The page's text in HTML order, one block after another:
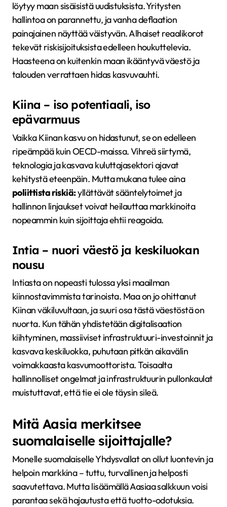
löytyy maan sisäisistä uudistuksista. Yritysten
hallintoa on parannettu, ja vanha deflaation
painajainen näyttää väistyvän. Alhaiset reaalikorot
tekevät riskisijoituksista edelleen houkuttelevia.
Haasteena on kuitenkin maan ikääntyvä väestö ja
talouden verrattaen hidas kasvuvauhti.
Kiina – iso potentiaali, iso
epävarmuus
Vaikka Kiinan kasvu on hidastunut, se on edelleen
ripeämpää kuin OECD-maissa. Vihreä siirtymä,
teknologia ja kasvava kuluttajasektori ajavat
kehitystä eteenpäin. Mutta mukana tulee aina
poliittista riskiä:yllättävät sääntelytoimet ja
hallinnon linjaukset voivat heilauttaa markkinoita
nopeammin kuin sijoittaja ehtii reagoida.
Intia – nuori väestö ja keskiluokan
nousu
Intiasta on nopeasti tulossa yksi maailman
kiinnostavimmista tarinoista. Maa on jo ohittanut
Kiinan väkiluvultaan, ja suuri osa tästä väestöstä on
nuorta. Kun tähän yhdistetään digitalisaation
kiihtyminen, massiiviset infrastruktuuri-investoinnit ja
kasvava keskiluokka, puhutaan pitkän aikavälin
voimakkaasta kasvumoottorista. Toisaalta
hallinnolliset ongelmat ja infrastruktuurin pullonkaulat
muistuttavat, että tie ei ole täysin sileä.
Mitä Aasia merkitsee
suomalaiselle sijoittajalle?
Monelle suomalaiselle Yhdysvallat on ollut luontevin ja
helpoin markkina – tuttu, turvallinen ja helposti
saavutettava. Mutta lisäämällä Aasiaa salkkuun voisi
parantaa sekä hajautusta että tuotto-odotuksia.